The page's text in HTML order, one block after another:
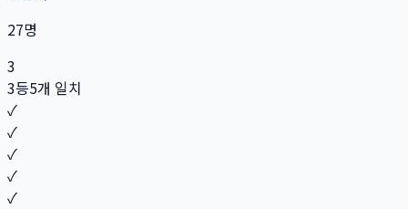
27명
3
3등5개 일치
✓
✓
✓
✓
✓